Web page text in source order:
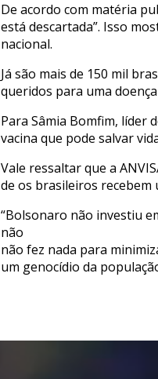
De acordo com matéria
está descartada”. Isso
nacional.
Já são mais de 150 mil
queridos para uma
Para Sâmia Bomfim, líder
vacina que pode salvar
Vale ressaltar que a
de os brasileiros recebem
“Bolsonaro não investiu
não
não fez nada para
um genocídio da